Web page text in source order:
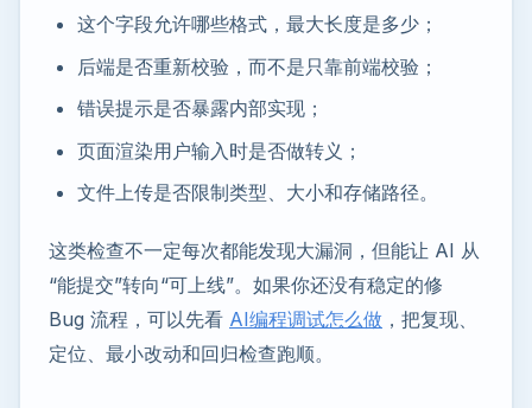
这个字段允许哪些格式，最大长度是多少；
后端是否重新校验，而不是只靠前端校验；
错误提示是否暴露内部实现；
页面渲染用户输入时是否做转义；
文件上传是否限制类型、大小和存储路径。
这类检查不一定每次都能发现大漏洞，但能让 AI 从
“能提交”转向“可上线”。如果你还没有稳定的修
Bug 流程，可以先看 AI编程调试怎么做 ，把复现、
定位、最小改动和回归检查跑顺。